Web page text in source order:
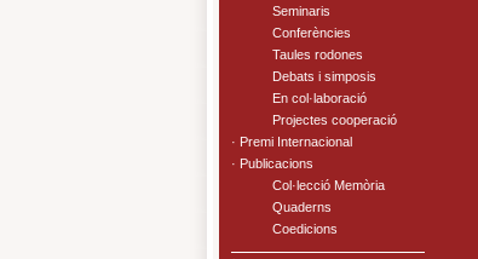
Seminaris
Conferències
Taules rodones
Debats i simposis
En col·laboració
Projectes cooperació
· Premi Internacional
· Publicacions
Col·lecció Memòria
Quaderns
Coedicions